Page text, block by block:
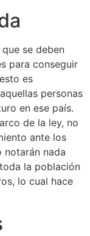
se deben
para conseguir
es
personas
en ese país.
de la ley, no
ante los
notarán nada
la población
lo cual hace